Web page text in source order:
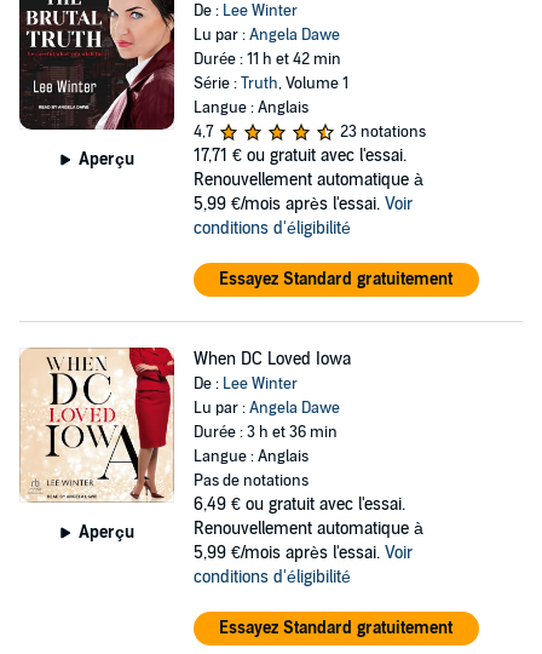
Aperçu
De : Lee Winter
Lu par :Angela Dawe
Durée : 11 h et 42 min
Série :Truth, Volume 1
Langue : Anglais
4,7
23 notations
17,71 € ou gratuit avec l'essai.
Renouvellement automatique à
5,99 €/mois après l'essai. Voir
conditions d'éligibilité
Essayez Standard gratuitement
Aperçu
When DC Loved Iowa
De : Lee Winter
Lu par :Angela Dawe
Durée : 3 h et 36 min
Langue : Anglais
Pas de notations
6,49 € ou gratuit avec l'essai.
Renouvellement automatique à
5,99 €/mois après l'essai. Voir
conditions d'éligibilité
Essayez Standard gratuitement